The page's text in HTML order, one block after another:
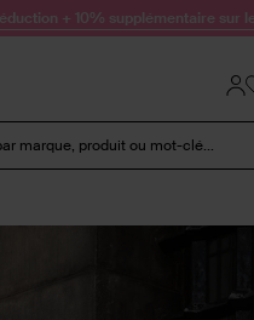
+ 10% supplémentaire sur
marque, produit ou mot-clé...